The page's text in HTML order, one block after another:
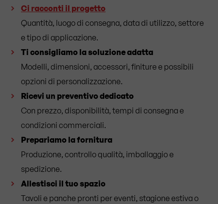
Ci racconti il progetto
Quantità, luogo di consegna, data di utilizzo, settore
e tipo di applicazione.
Ti consigliamo la soluzione adatta
Modelli, dimensioni, accessori, finiture e possibili
opzioni di personalizzazione.
Ricevi un preventivo dedicato
Con prezzo, disponibilità, tempi di consegna e
condizioni commerciali.
Prepariamo la fornitura
Produzione, controllo qualità, imballaggio e
spedizione.
Allestisci il tuo spazio
Tavoli e panche pronti per eventi, stagione estiva o